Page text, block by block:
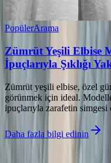
PopülerArama
Zümrüt Yeşili Elbise
İpuçlarıyla Şıklığı
Zümrüt yeşili elbise, özel
görünmek için ideal.
ipuçlarıyla zarafetin
Daha fazla bilgi edinin
İlgili makaleler